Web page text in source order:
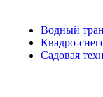
Водный
Квадро-
Садовая